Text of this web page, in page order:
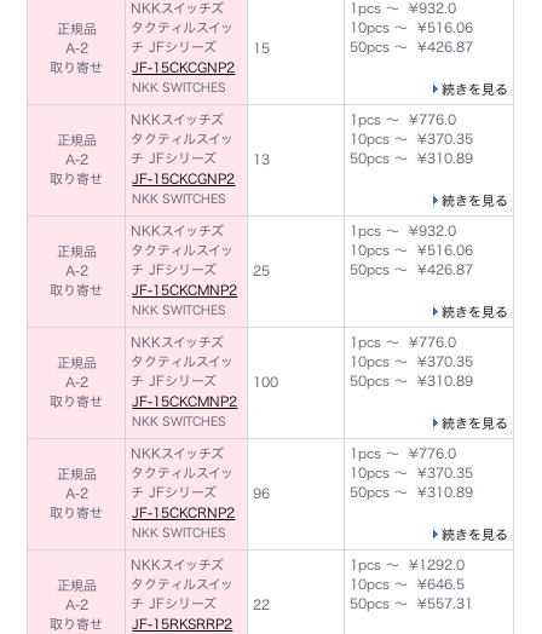
正規品
A-2
取り寄せ
NKKスイッチズ
タクティルスイッ
チ JFシリーズ
JF-15CKCGNP2
NKK SWITCHES
15
1pcs ～ ¥932.0
10pcs ～ ¥516.06
50pcs ～ ¥426.87
続きを見る
正規品
A-2
取り寄せ
NKKスイッチズ
タクティルスイッ
チ JFシリーズ
JF-15CKCGNP2
NKK SWITCHES
13
1pcs ～ ¥776.0
10pcs ～ ¥370.35
50pcs ～ ¥310.89
続きを見る
正規品
A-2
取り寄せ
NKKスイッチズ
タクティルスイッ
チ JFシリーズ
JF-15CKCMNP2
NKK SWITCHES
25
1pcs ～ ¥932.0
10pcs ～ ¥516.06
50pcs ～ ¥426.87
続きを見る
正規品
A-2
取り寄せ
NKKスイッチズ
タクティルスイッ
チ JFシリーズ
JF-15CKCMNP2
NKK SWITCHES
100
1pcs ～ ¥776.0
10pcs ～ ¥370.35
50pcs ～ ¥310.89
続きを見る
正規品
A-2
取り寄せ
NKKスイッチズ
タクティルスイッ
チ JFシリーズ
JF-15CKCRNP2
NKK SWITCHES
96
1pcs ～ ¥776.0
10pcs ～ ¥370.35
50pcs ～ ¥310.89
続きを見る
正規品
A-2
取り寄せ
NKKスイッチズ
タクティルスイッ
チ JFシリーズ
JF-15RKSRRP2
22
1pcs ～ ¥1292.0
10pcs ～ ¥646.5
50pcs ～ ¥557.31